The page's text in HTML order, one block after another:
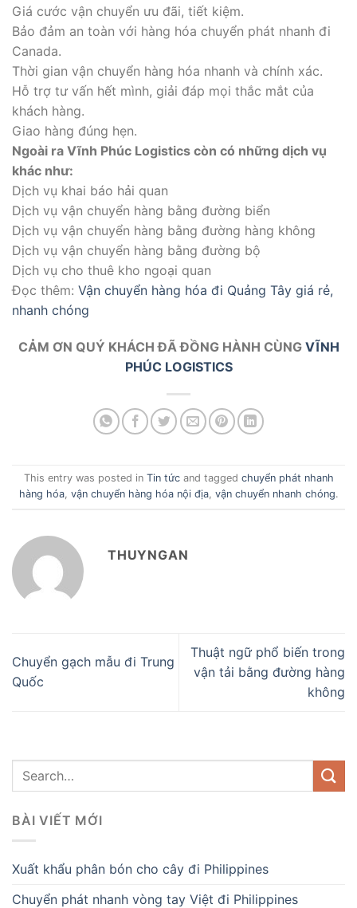
Giá cước vận chuyển ưu đãi, tiết kiệm.
Bảo đảm an toàn với hàng hóa chuyển phát nhanh đi
Canada.
Thời gian vận chuyển hàng hóa nhanh và chính xác.
Hỗ trợ tư vấn hết mình, giải đáp mọi thắc mắt của
khách hàng.
Giao hàng đúng hẹn.
Ngoài ra Vĩnh Phúc Logistics còn có những dịch vụ
khác như:
Dịch vụ khai báo hải quan
Dịch vụ vận chuyển hàng bằng đường biển
Dịch vụ vận chuyển hàng bằng đường hàng không
Dịch vụ vận chuyển hàng bằng đường bộ
Dịch vụ cho thuê kho ngoại quan
Đọc thêm: Vận chuyển hàng hóa đi Quảng Tây giá rẻ,
nhanh chóng
CẢM ƠN QUÝ KHÁCH ĐÃ ĐỒNG HÀNH CÙNG VĨNH
PHÚC LOGISTICS
This entry was posted in Tin tứcand tagged chuyển phát nhanh
hàng hóa, vận chuyển hàng hóa nội địa, vận chuyển nhanh chóng.
THUYNGAN
Chuyển gạch mẫu đi Trung
Quốc
Thuật ngữ phổ biến trong
vận tải bằng đường hàng
không
BÀI VIẾT MỚI
Xuất khẩu phân bón cho cây đi Philippines
Chuyển phát nhanh vòng tay Việt đi Philippines